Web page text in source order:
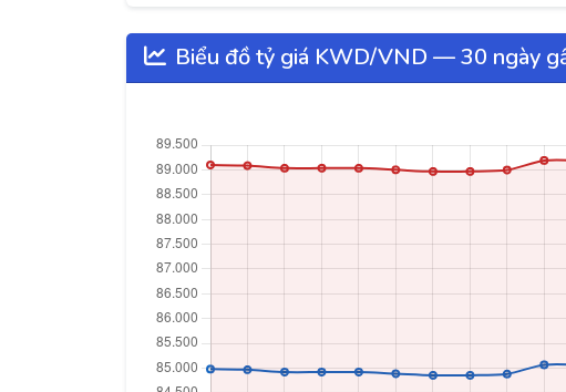
Biểu đồ tỷ giá KWD/VND — 30 ngày